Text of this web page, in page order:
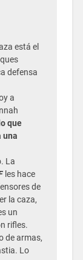
está el
defensa
a
que
una
La
les hace
de
la caza,
un
rifles.
de armas,
Lo